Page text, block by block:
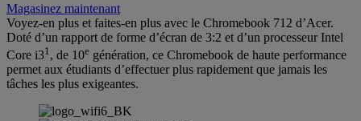
Magasinez maintenant
Voyez-en plus et faites-en plus avec le Chromebook 712 d’Acer.
Doté d’un rapport de forme d’écran de 3:2 et d’un processeur Intel
Core i31 , de 10e génération, ce Chromebook de haute performance
permet aux étudiants d’effectuer plus rapidement que jamais les
tâches les plus exigeantes.